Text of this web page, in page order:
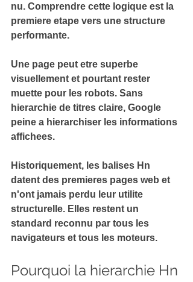
nu. Comprendre cette logique est la
premiere etape vers une structure
performante.
Une page peut etre superbe
visuellement et pourtant rester
muette pour les robots. Sans
hierarchie de titres claire, Google
peine a hierarchiser les informations
affichees.
Historiquement, les balises Hn
datent des premieres pages web et
n'ont jamais perdu leur utilite
structurelle. Elles restent un
standard reconnu par tous les
navigateurs et tous les moteurs.
Pourquoi la hierarchie Hn